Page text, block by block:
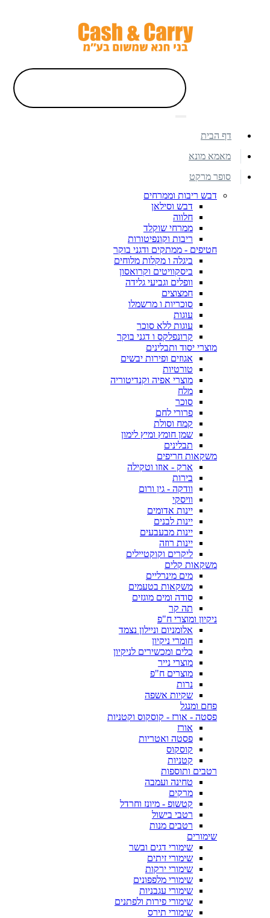
דף הבית
מאמא מונא
סופר מרקט
דבש ריבות וממרחים
דבש וסילאן
חלווה
ממרחי שוקלד
ריבות וקונפיטורות
חטיפים - ממתקים ודגני בוקר
ביגלה ו מקלות מלוחים
ביסקוויטים וקרואסון
וופלים וגביעי גלידה
חמצוצים
סוכריות ו מרשמלו
עוגות
עוגות ללא סוכר
קרונפלקס ו דגני בוקר
מוצרי יסוד ותבלינים
אגוזים ופירות יבשים
טורטיות
מוצרי אפיה וקנדיטוריה
מלח
סוכר
פרורי לחם
קמח וסולת
שמן חומץ ומיץ לימון
תבלינים
משקאות חריפים
ארק - אוזו וטקילה
בירות
וודקה - גין ורום
וויסקי
יינות אדומים
יינות לבנים
יינות מבעבעים
יינות רוזה
ליקרים וקוקטיילים
משקאות קלים
מים מינרליים
משקאות בטעמים
סודה ומים מוגזים
תה קר
ניקיון ומוצרי ח"פ
אלומניום וניילון נצמד
חומרי ניקיון
כלים ומכשירים לניקיון
מוצרי נייר
מוצרים ח"פ
נרות
שקיות אשפה
פחם ומנגל
פסטה - אורז - קוסקוס וקטניות
אורז
פסטה ואטריות
קוסקוס
קטניות
רטבים ותוספות
טחינה ועמבה
מרקים
קטשופ - מיונז וחרדל
רטבי בישול
רטבים מנות
שימורים
שימורי דגים ובשר
שימורי זיתים
שימורי ירקות
שימורי מלפפונים
שימורי עגבניות
שימורי פירות ולפתנים
שימורי תירס